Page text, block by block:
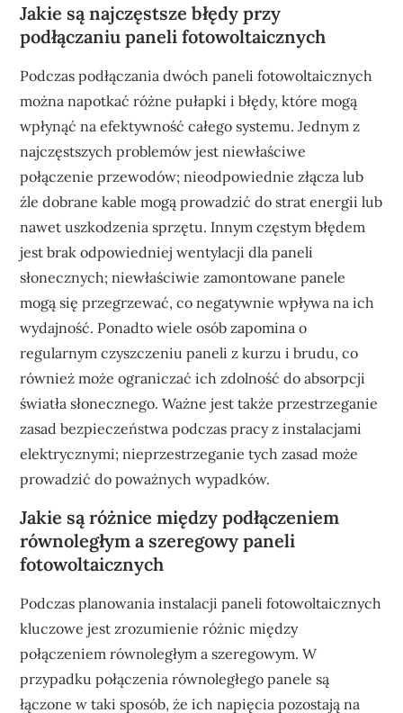
Jakie są najczęstsze błędy przy
podłączaniu paneli fotowoltaicznych
Podczas podłączania dwóch paneli fotowoltaicznych
można napotkać różne pułapki i błędy, które mogą
wpłynąć na efektywność całego systemu. Jednym z
najczęstszych problemów jest niewłaściwe
połączenie przewodów; nieodpowiednie złącza lub
źle dobrane kable mogą prowadzić do strat energii lub
nawet uszkodzenia sprzętu. Innym częstym błędem
jest brak odpowiedniej wentylacji dla paneli
słonecznych; niewłaściwie zamontowane panele
mogą się przegrzewać, co negatywnie wpływa na ich
wydajność. Ponadto wiele osób zapomina o
regularnym czyszczeniu paneli z kurzu i brudu, co
również może ograniczać ich zdolność do absorpcji
światła słonecznego. Ważne jest także przestrzeganie
zasad bezpieczeństwa podczas pracy z instalacjami
elektrycznymi; nieprzestrzeganie tych zasad może
prowadzić do poważnych wypadków.
Jakie są różnice między podłączeniem
równoległym a szeregowy paneli
fotowoltaicznych
Podczas planowania instalacji paneli fotowoltaicznych
kluczowe jest zrozumienie różnic między
połączeniem równoległym a szeregowym. W
przypadku połączenia równoległego panele są
łączone w taki sposób, że ich napięcia pozostają na